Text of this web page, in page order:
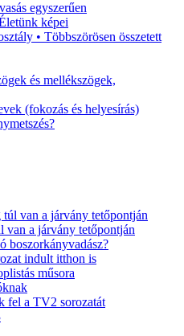
egyszerűen
képei
• Többszörösen összetett
és mellékszögek,
(fokozás és helyesírás)
van a járvány tetőpontján
boszorkányvadász?
indult itthon is
műsora
fel a TV2 sorozatát